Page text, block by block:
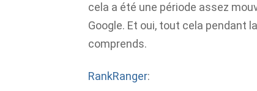
cela a été une période assez
Google. Et oui, tout cela pendant
comprends.
RankRanger: